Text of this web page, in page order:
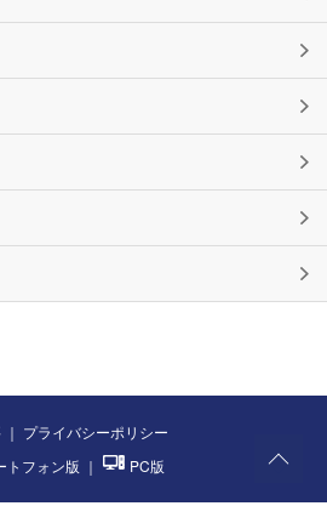
｜ プライバシーポリシー
トフォン版 ｜ PC版